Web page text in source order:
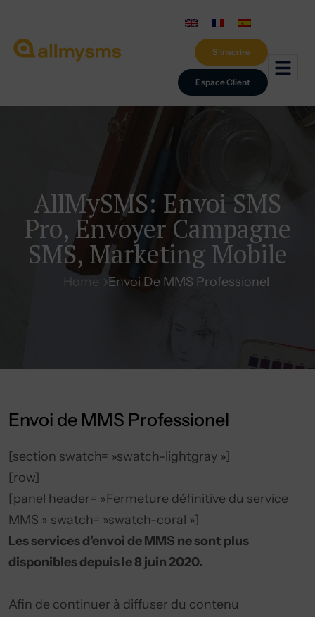
Espace Client
S'inscrire
AllMySMS: Envoi SMS
Pro, Envoyer Campagne
SMS, Marketing Mobile
Home Envoi De MMS Professionel
Envoi de MMS Professionel
[section swatch= »swatch-lightgray »]
[row]
[panel header= »Fermeture définitive du service
MMS » swatch= »swatch-coral »]
Les services d’envoi de MMS ne sont plus
disponibles depuis le 8 juin 2020.
Afin de continuer à diffuser du contenu